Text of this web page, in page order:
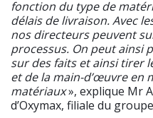
fonction du type de
délais de livraison. Avec
nos directeurs peuvent
processus. On peut ainsi
sur des faits et ainsi tirer
et de la main-d’œuvre en
matériaux», explique Mr
d’Oxymax, filiale du